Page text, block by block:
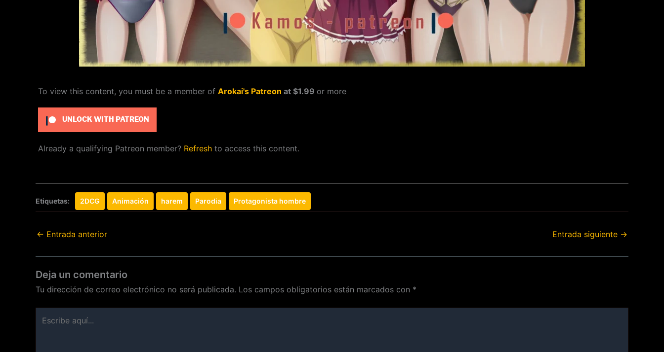
To view this content, you must be a member of Arokai's Patreon at $1.99 or more
UNLOCK WITH PATREON
Already a qualifying Patreon member? Refresh to access this content.
Etiquetas: 2DCG Animación harem Parodia Protagonista hombre
← Entrada anterior Entrada siguiente →
Deja un comentario
Tu dirección de correo electrónico no será publicada. Los campos obligatorios están marcados con *
aquí...